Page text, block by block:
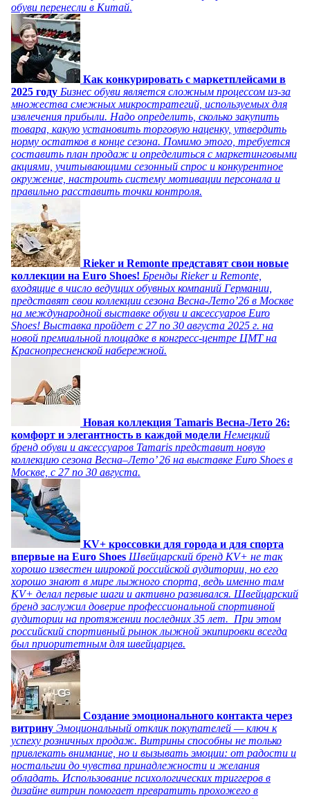
обуви перенесли в Китай.
Как конкурировать с маркетплейсами в
2025 году Бизнес обуви является сложным процессом из-за
множества смежных микростратегий, используемых для
извлечения прибыли. Надо определить, сколько закупить
товара, какую установить торговую наценку, утвердить
норму остатков в конце сезона. Помимо этого, требуется
составить план продаж и определиться с маркетинговыми
акциями, учитывающими сезонный спрос и конкурентное
окружение, настроить систему мотивации персонала и
правильно расставить точки контроля.
Rieker и Remonte представят свои новые
коллекции на Euro Shoes! Бренды Rieker и Remonte,
входящие в число ведущих обувных компаний Германии,
представят свои коллекции сезона Весна-Лето’26 в Москве
на международной выставке обуви и аксессуаров Euro
Shoes! Выставка пройдет c 27 по 30 августа 2025 г. на
новой премиальной площадке в конгресс-центре ЦМТ на
Краснопресненской набережной.
Новая коллекция Tamaris Весна-Лето 26:
комфорт и элегантность в каждой модели Немецкий
бренд обуви и аксессуаров Tamaris представит новую
коллекцию сезона Весна–Лето’ 26 на выставке Euro Shoes в
Москве, с 27 по 30 августа.
KV+ кроссовки для города и для спорта
впервые на Euro Shoes Швейцарский бренд KV+ не так
хорошо известен широкой российской аудитории, но его
хорошо знают в мире лыжного спорта, ведь именно там
KV+ делал первые шаги и активно развивался. Швейцарский
бренд заслужил доверие профессиональной спортивной
аудитории на протяжении последних 35 лет. При этом
российский спортивный рынок лыжной экипировки всегда
был приоритетным для швейцарцев.
Создание эмоционального контакта через
витрину Эмоциональный отклик покупателей — ключ к
успеху розничных продаж. Витрины способны не только
привлекать внимание, но и вызывать эмоции: от радости и
ностальгии до чувства принадлежности и желания
обладать. Использование психологических триггеров в
дизайне витрин помогает превратить прохожего в